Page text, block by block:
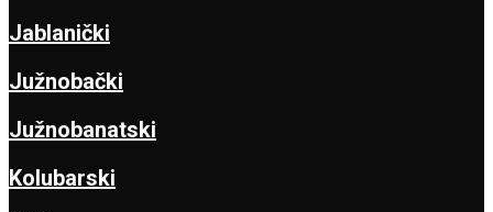
Jablanički
Južnobački
Južnobanatski
Kolubarski